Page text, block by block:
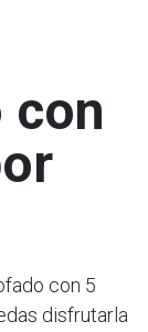
con
con 5
disfrutarla